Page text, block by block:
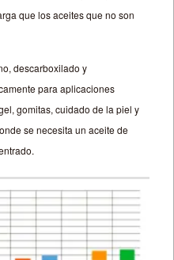
que los aceites que no son
descarboxilado y
para aplicaciones
gomitas, cuidado de la piel y
se necesita un aceite de